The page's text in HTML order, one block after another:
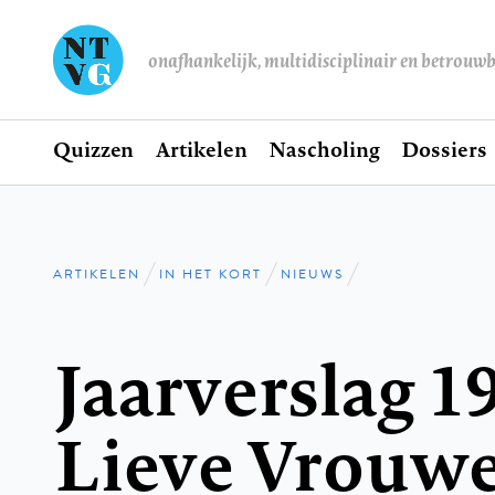
onafhankelijk, multidisciplinair en
Hoofdnavigatie
Home
Quizzen Artikelen Nascholing Dossiers
Kruimelpad
ARTIKELEN IN HET KORT NIEUWS
Jaarverslag
Lieve